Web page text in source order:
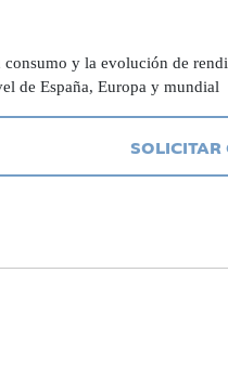
y la evolución de
de España, Europa y mundial
SOLICITAR